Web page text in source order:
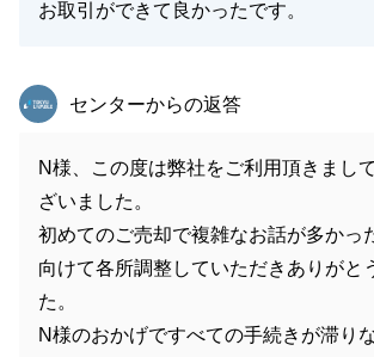
お取引ができて良かったです。
東急リバブル
センターからの返答
N様、この度は弊社をご利用頂きまし
ざいました。
初めてのご売却で複雑なお話が多かっ
向けて各所調整していただきありがと
た。
N様のおかげですべての手続きが滞り